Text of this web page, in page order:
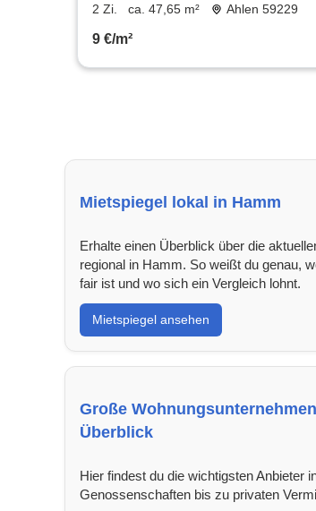
2 Zi. ca. 47,65 m² Ahlen 59229
9 €/m²
Mietspiegel lokal in Hamm
Erhalte einen Überblick über die
regional in Hamm. So weißt du genau,
fair ist und wo sich ein Vergleich lohnt.
Mietspiegel ansehen
Große
Überblick
Hier findest du die wichtigsten Anbieter
Genossenschaften bis zu privaten